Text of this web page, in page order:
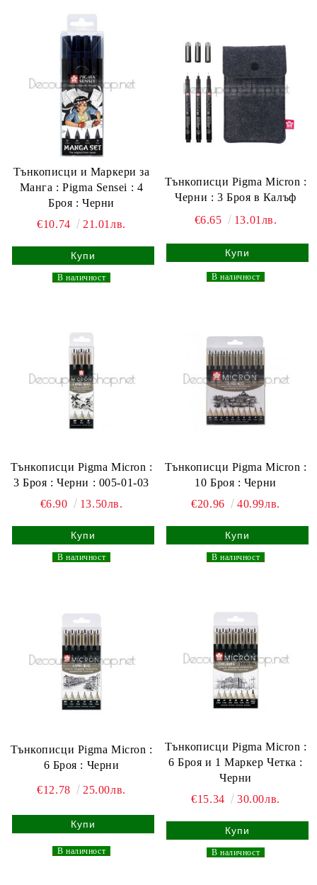
Тънкописци и Маркери за
Манга : Pigma Sensei : 4
Броя : Черни
€10.74
21.01лв.
В наличност
Тънкописци Pigma Micron :
Черни : 3 Броя в Калъф
€6.65
13.01лв.
В наличност
Тънкописци Pigma Micron :
3 Броя : Черни : 005-01-03
€6.90
13.50лв.
В наличност
Тънкописци Pigma Micron :
10 Броя : Черни
€20.96
40.99лв.
В наличност
Тънкописци Pigma Micron :
6 Броя : Черни
€12.78 25.00лв.
В наличност
Тънкописци Pigma Micron :
6 Броя и 1 Маркер Четка :
Черни
€15.34
30.00лв.
В наличност